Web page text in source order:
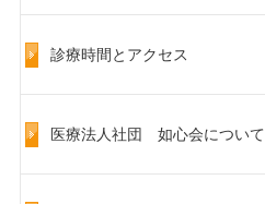
診療時間とアクセス
医療法人社団 如心会について